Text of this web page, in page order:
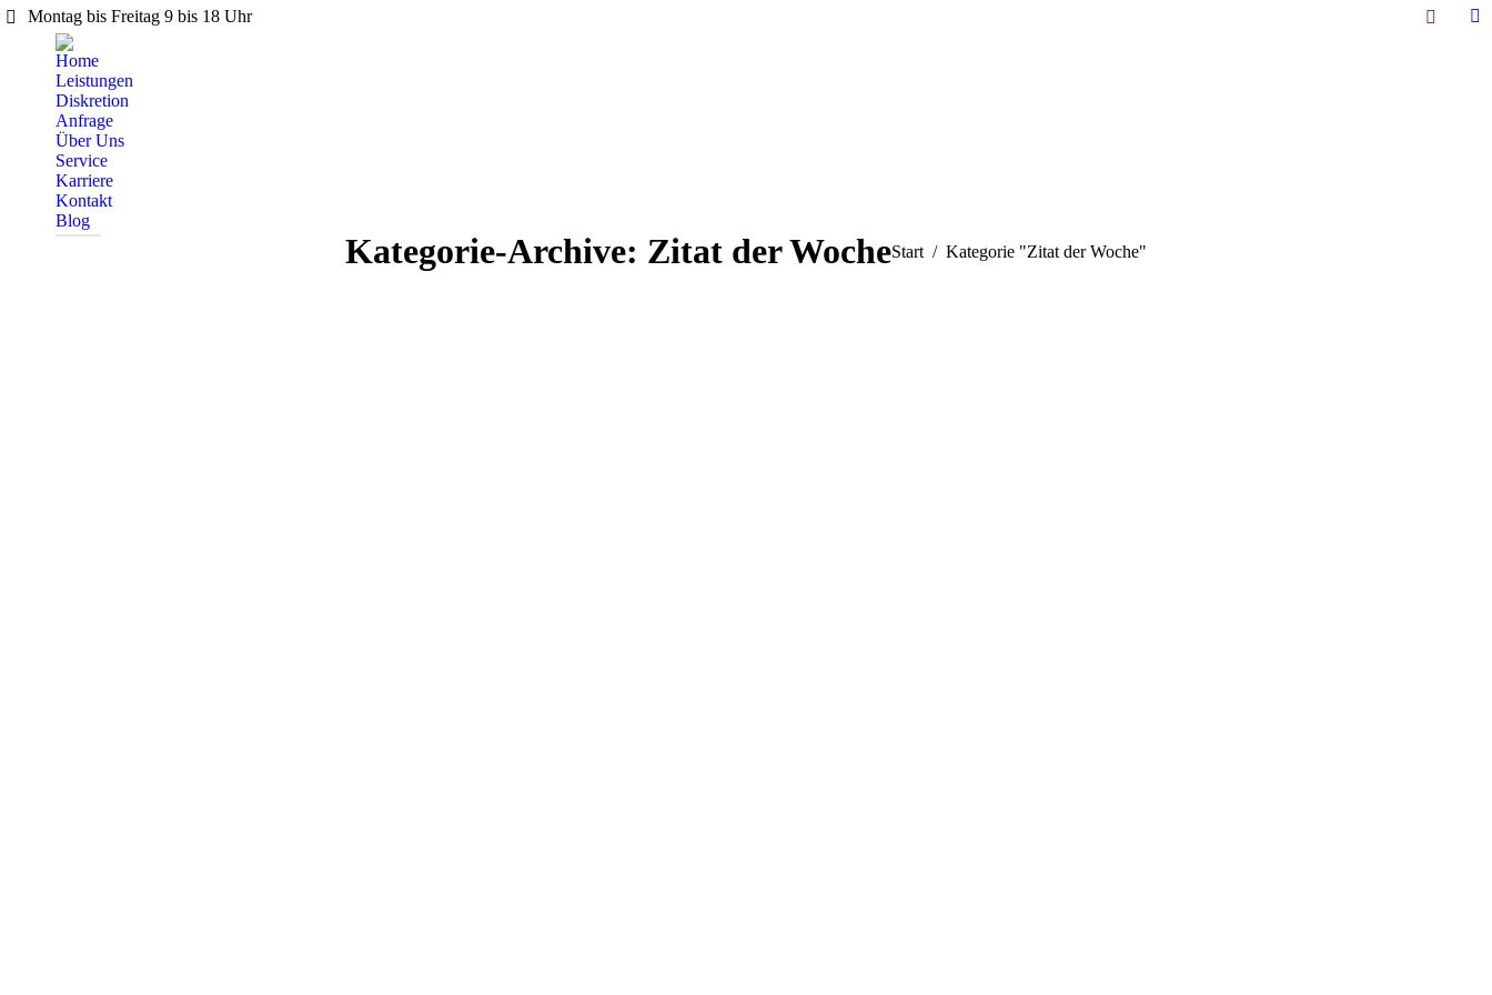
Montag bis Freitag 9 bis 18 Uhr Search:
Home
Leistungen
Diskretion
Anfrage
Über Uns
Service
Karriere
Kontakt
Blog
Kategorie-Archive: Zitat der WocheSie befinden sich hier:
Start Kategorie "Zitat der Woche"